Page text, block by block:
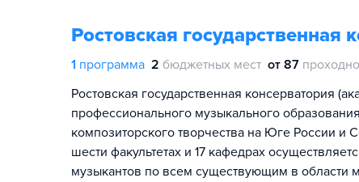
Ростовская
1 программа 2 бюджетных мест от 87
Ростовская государственная консерватория
профессионального музыкального
композиторского творчества на Юге России и
шести факультетах и 17 кафедрах
музыкантов по всем существующим в области